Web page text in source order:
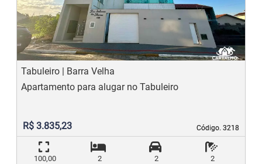
Previous
Tabuleiro | Barra Velha
Código. 3218
Código. 3218
Apartamento para alugar no Tabuleiro
R$ 3.835,23
100,00
2
2
2